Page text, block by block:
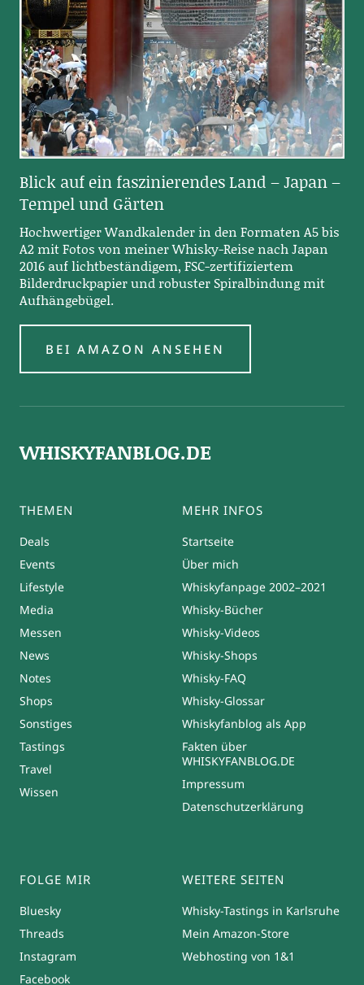
Blick auf ein faszinierendes Land – Japan –
Tempel und Gärten
Hochwertiger Wandkalender in den Formaten A5 bis
A2 mit Fotos von meiner Whisky-Reise nach Japan
2016 auf lichtbeständigem, FSC-zertifiziertem
Bilderdruckpapier und robuster Spiralbindung mit
Aufhängebügel.
BEI AMAZON ANSEHEN
WHISKYFANBLOG.DE
THEMEN
Deals
Events
Lifestyle
Media
Messen
News
Notes
Shops
Sonstiges
Tastings
Travel
Wissen
MEHR INFOS
Startseite
Über mich
Whiskyfanpage 2002–2021
Whisky-Bücher
Whisky-Videos
Whisky-Shops
Whisky-FAQ
Whisky-Glossar
Whiskyfanblog als App
Fakten über
WHISKYFANBLOG.DE
Impressum
Datenschutzerklärung
FOLGE MIR
Bluesky
Threads
Instagram
Facebook
WEITERE SEITEN
Whisky-Tastings in Karlsruhe
Mein Amazon-Store
Webhosting von 1&1